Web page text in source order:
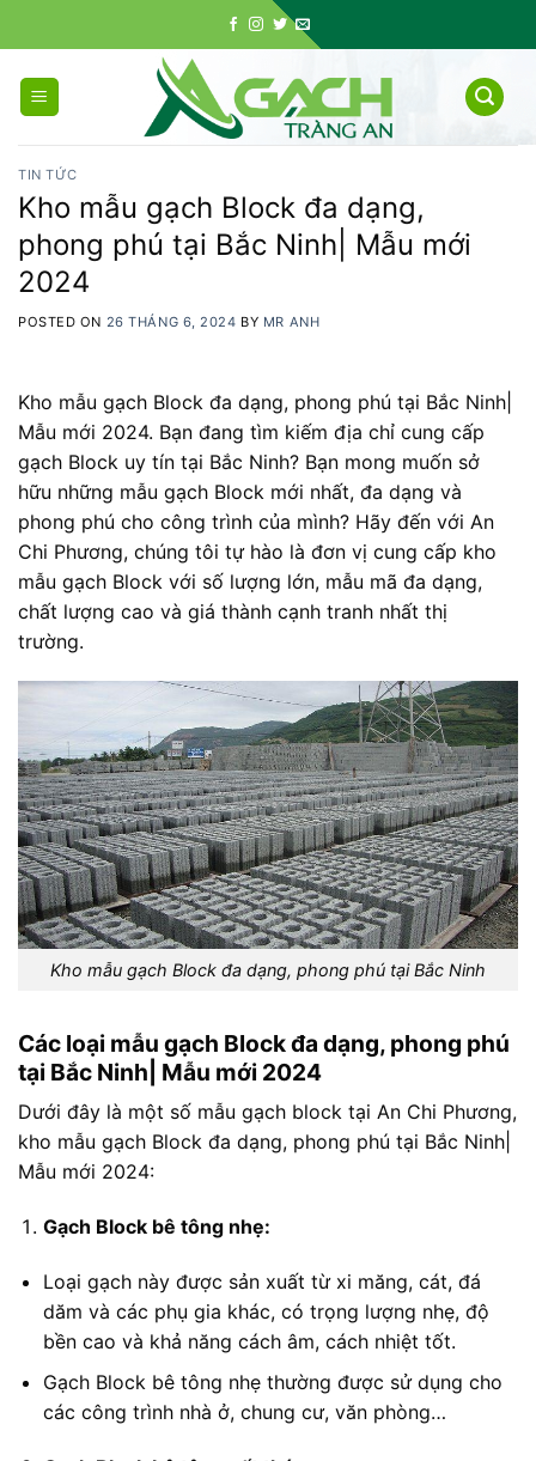
to
content
TIN TỨC
Kho mẫu gạch Block đa dạng,
phong phú tại Bắc Ninh| Mẫu mới
2024
POSTED ON 26 THÁNG 6, 2024 BY MR ANH
Kho mẫu gạch Block đa dạng, phong phú tại Bắc Ninh|
Mẫu mới 2024. Bạn đang tìm kiếm địa chỉ cung cấp
gạch Block uy tín tại Bắc Ninh? Bạn mong muốn sở
hữu những mẫu gạch Block mới nhất, đa dạng và
phong phú cho công trình của mình? Hãy đến với An
Chi Phương, chúng tôi tự hào là đơn vị cung cấp kho
mẫu gạch Block với số lượng lớn, mẫu mã đa dạng,
chất lượng cao và giá thành cạnh tranh nhất thị
trường.
Kho mẫu gạch Block đa dạng, phong phú tại Bắc Ninh
Các loại mẫu gạch Block đa dạng, phong phú
tại Bắc Ninh| Mẫu mới 2024
Dưới đây là một số mẫu gạch block tại An Chi Phương,
kho mẫu gạch Block đa dạng, phong phú tại Bắc Ninh|
Mẫu mới 2024:
Gạch Block bê tông nhẹ:
Loại gạch này được sản xuất từ xi măng, cát, đá
dăm và các phụ gia khác, có trọng lượng nhẹ, độ
bền cao và khả năng cách âm, cách nhiệt tốt.
Gạch Block bê tông nhẹ thường được sử dụng cho
các công trình nhà ở, chung cư, văn phòng…